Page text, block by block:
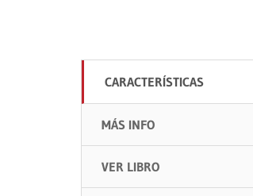
CARACTERÍSTICAS
MÁS INFO
VER LIBRO